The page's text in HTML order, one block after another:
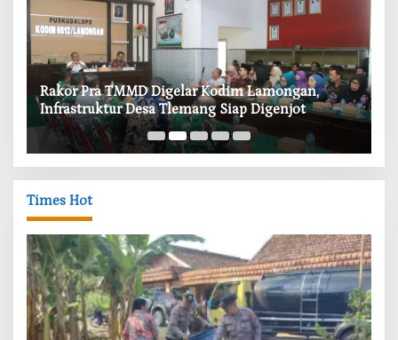
‎Rakor Pra TMMD Digelar Kodim Lamongan,
Infrastruktur Desa Tlemang Siap Digenjot
Times Hot